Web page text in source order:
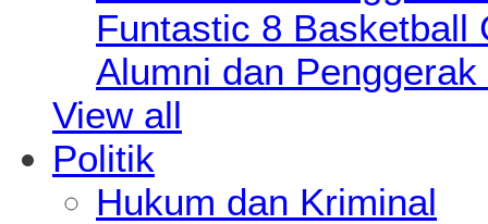
Funtastic 8 Basketball
Alumni dan
View all
Politik
Hukum dan Kriminal